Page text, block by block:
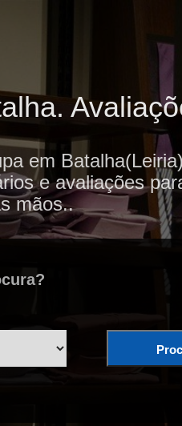
em
e avaliações
mãos..